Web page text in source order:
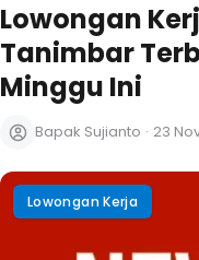
Lowongan
Tanimbar
Minggu Ini
Bapak Sujianto · 23
Lowongan Kerja